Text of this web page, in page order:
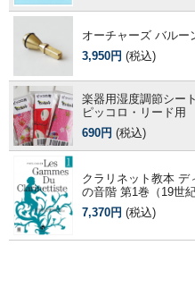
オーチャーズ バルー
3,950円 (税込)
楽器用湿度調節シー
ピッコロ・リード用
690円 (税込)
クラリネット教本 デ
の音階 第1巻（19世
7,370円 (税込)